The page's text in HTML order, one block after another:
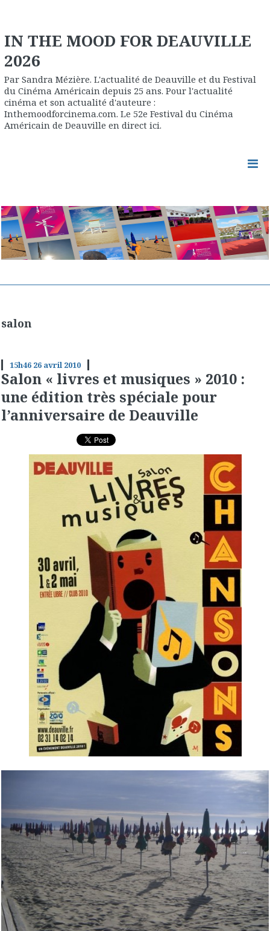
IN THE MOOD FOR DEAUVILLE
2026
Par Sandra Mézière. L'actualité de Deauville et du Festival
du Cinéma Américain depuis 25 ans. Pour l'actualité
cinéma et son actualité d'auteure :
Inthemoodforcinema.com. Le 52e Festival du Cinéma
Américain de Deauville en direct ici.
salon
15h46 26 avril 2010
Salon « livres et musiques » 2010 :
une édition très spéciale pour
l’anniversaire de Deauville